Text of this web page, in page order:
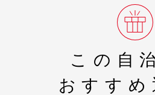
この自
おすすめ